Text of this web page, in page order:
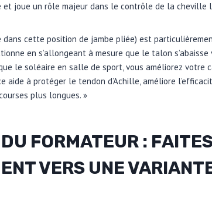
et joue un rôle majeur dans le contrôle de la cheville
cette position de jambe pliée) est
en s’allongeant à mesure que le talon
le soléaire en salle de sport, vous améliorez
aide à protéger le tendon d’Achille, améliore
plus longues. »
FORMATEUR :
VERS UNE